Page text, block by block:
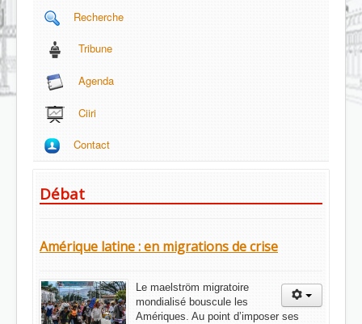
Recherche
Tribune
Agenda
Ciiri
Contact
Débat
Amérique latine : en migrations de crise
Le maelström migratoire
mondialisé bouscule les
Amériques. Au point d’imposer ses